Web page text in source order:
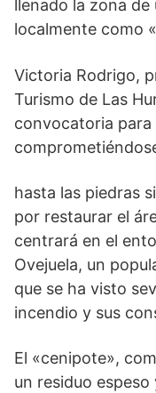
llenado la zona
localmente como
Victoria Rodrigo,
Turismo de Las
convocatoria
hasta las piedras
por restaurar el
centrará en el
Ovejuela, un
que se ha visto
incendio y sus
El «cenipote»,
un residuo